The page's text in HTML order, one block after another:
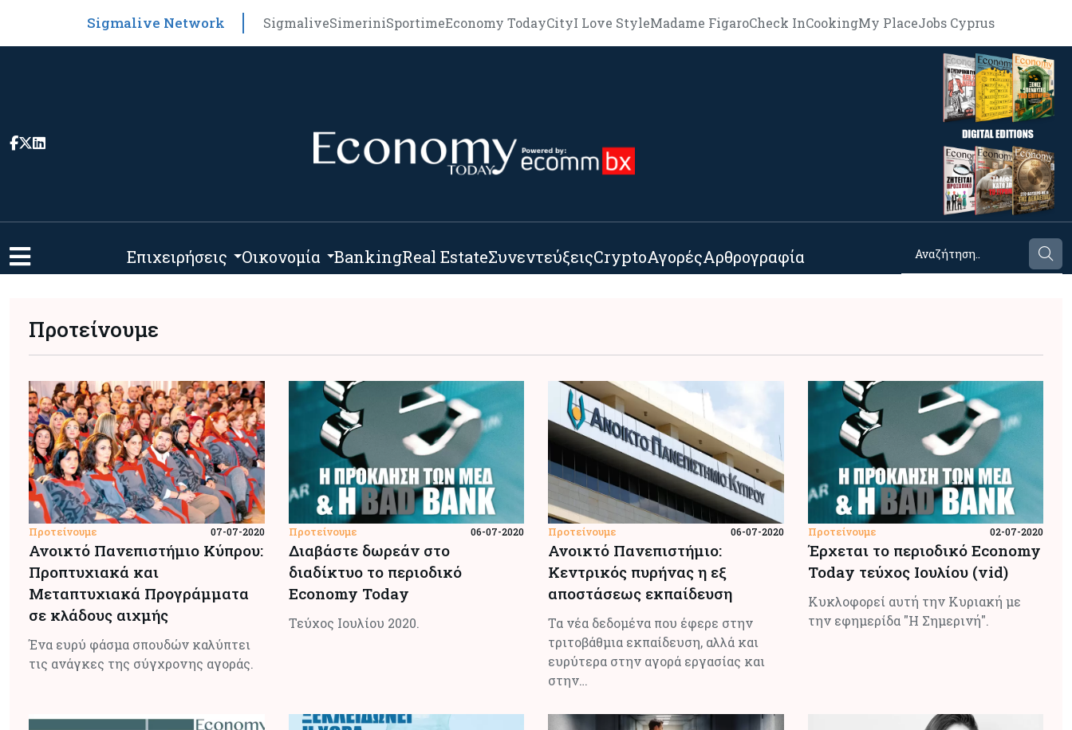
Sigmalive Network SigmaliveSimeriniSportimeEconomy TodayCityI Love StyleMadame FigaroCheck InCookingMy PlaceJobs Cyprus
Επιχειρήσεις Οικονομία BankingReal EstateΣυνεντεύξειςCryptoΑγορέςΑρθρογραφία
Προτείνουμε
Προτείνουμε 07-07-2020
Ανοικτό Πανεπιστήμιο Κύπρου:
Προπτυχιακά και
Μεταπτυχιακά Προγράμματα
σε κλάδους αιχμής
Ένα ευρύ φάσμα σπουδών καλύπτει
τις ανάγκες της σύγχρονης αγοράς.
Προτείνουμε 06-07-2020
Διαβάστε δωρεάν στο
διαδίκτυο το περιοδικό
Economy Today
Τεύχος Ιουλίου 2020.
Προτείνουμε 06-07-2020
Ανοικτό Πανεπιστήμιο:
Κεντρικός πυρήνας η εξ
αποστάσεως εκπαίδευση
Τα νέα δεδοµένα που έφερε στην
τριτοβάθµια εκπαίδευση, αλλά και
ευρύτερα στην αγορά εργασίας και
στην…
Προτείνουμε 02-07-2020
Έρχεται το περιοδικό Economy
Today τεύχος Ιουλίου (vid)
Κυκλοφορεί αυτή την Κυριακή με
την εφημερίδα "Η Σημερινή".